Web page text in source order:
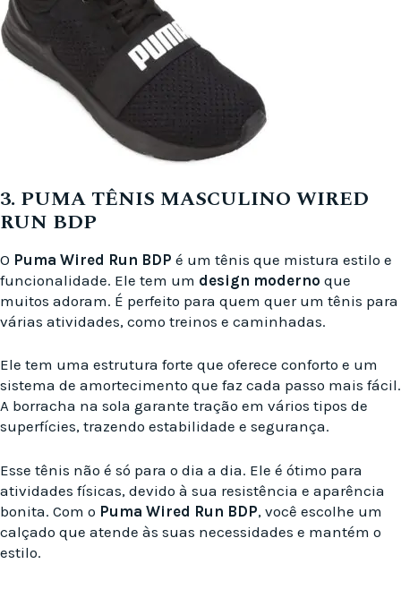
3. PUMA TÊNIS MASCULINO WIRED
RUN BDP
O Puma Wired Run BDP é um tênis que mistura estilo e
funcionalidade. Ele tem um design moderno que
muitos adoram. É perfeito para quem quer um tênis para
várias atividades, como treinos e caminhadas.
Ele tem uma estrutura forte que oferece conforto e um
sistema de amortecimento que faz cada passo mais fácil.
A borracha na sola garante tração em vários tipos de
superfícies, trazendo estabilidade e segurança.
Esse tênis não é só para o dia a dia. Ele é ótimo para
atividades físicas, devido à sua resistência e aparência
bonita. Com o Puma Wired Run BDP, você escolhe um
calçado que atende às suas necessidades e mantém o
estilo.